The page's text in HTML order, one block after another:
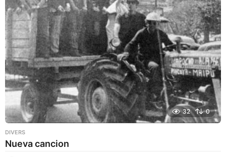
32 0
DIVERS
Nueva cancion